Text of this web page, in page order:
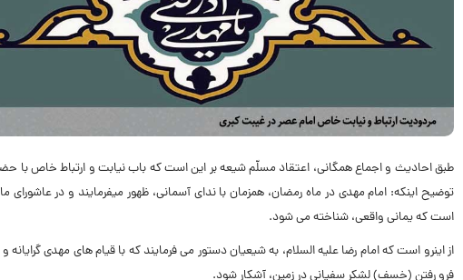
طبق احادیث و اجماع همگانی، اعتقاد مسلّم شیعه بر این است که باب نیابت و ارتباط خاص
توضیح اینکه: امام مهدی در ماه رمضان، همزمان با ندای آسمانی، ظهور میفرمایند و در
است که یمانی واقعی، شناخته می شود.
از اینرو است که امام رضا علیه السلام، به شیعیان دستور می فرمایند که با قیام های مهدی
فرو رفتن (خسف) لشکر سفیانی در زمین، آشکار شود.